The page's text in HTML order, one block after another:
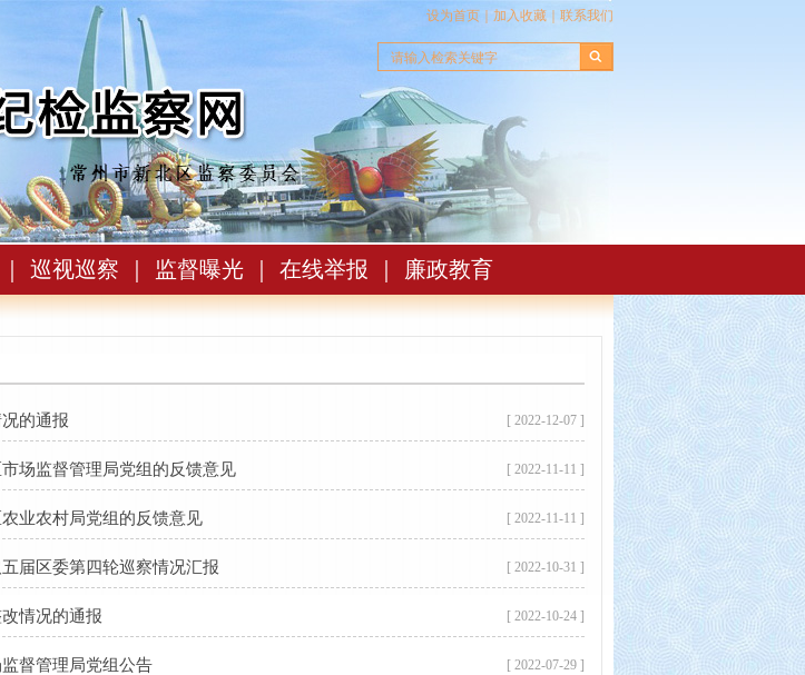
设为首页 加入收藏 联系我们
巡视巡察 监督曝光 在线举报 廉政教育
的通报 [ 2022-12-07 ]
场监督管理局党组的反馈意见 [ 2022-11-11 ]
业农村局党组的反馈意见 [ 2022-11-11 ]
届区委第四轮巡察情况汇报 [ 2022-10-31 ]
情况的通报 [ 2022-10-24 ]
督管理局党组公告 [ 2022-07-29 ]